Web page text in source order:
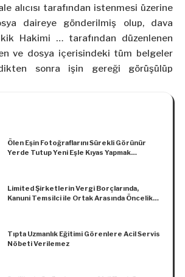
alıcısı tarafından istenmesi üzerine
daireye gönderilmiş olup, dava
Hakimi … tarafından düzenlenen
ve dosya içerisindeki tüm belgeler
sonra işin gereği görüşülüp
Ölen Eşin Fotoğraflarını Sürekli Görünür
Yerde Tutup Yeni Eşle Kıyas Yapmak
Limited Şirketlerin Vergi Borçlarında,
Kanuni Temsilci ile Ortak Arasında Öncelik
Tıpta Uzmanlık Eğitimi Görenlere Acil Servis
Nöbeti Verilemez